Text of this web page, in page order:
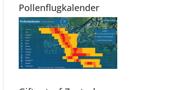
Pollenflugkalender